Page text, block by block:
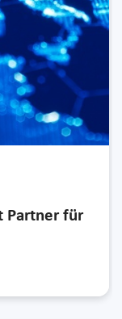
Partner für